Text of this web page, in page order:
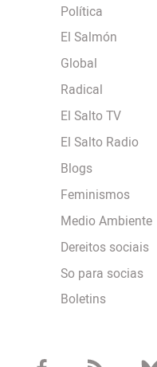
Política
El Salmón
Global
Radical
El Salto TV
El Salto Radio
Blogs
Feminismos
Medio Ambiente
Dereitos sociais
So para socias
Boletins